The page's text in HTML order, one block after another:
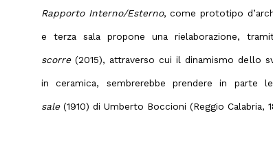
Rapporto Interno/Esterno, come prototipo
e terza sala propone una rielaborazione,
scorre(2015), attraverso cui il dinamismo dello
in ceramica, sembrerebbe prendere in parte
sale(1910) di Umberto Boccioni (Reggio Calabria,